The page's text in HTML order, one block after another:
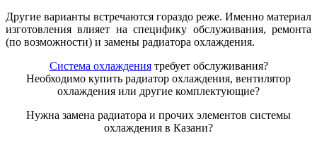
Другие варианты встречаются гораздо реже. Именно материал
изготовления влияет на специфику обслуживания, ремонта
(по возможности) и замены радиатора охлаждения.
Система охлаждениятребует обслуживания?
Необходимо купить радиатор охлаждения, вентилятор
охлаждения или другие комплектующие?
Нужна замена радиатора и прочих элементов системы
охлаждения в Казани?